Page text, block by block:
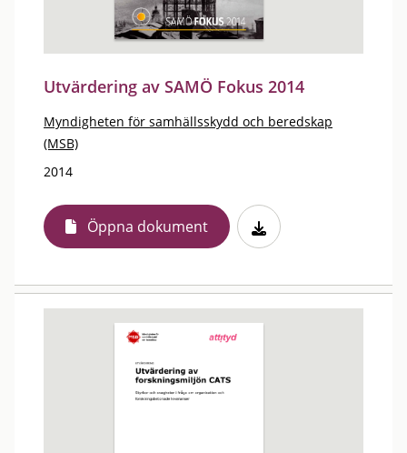
Utvärdering av SAMÖ Fokus 2014
Myndigheten för samhällsskydd och beredskap
(MSB)
2014
Öppna dokument